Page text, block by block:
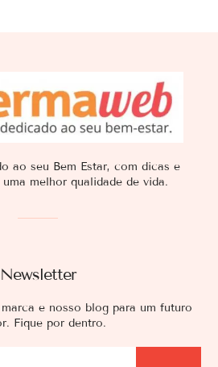
Newsletter
e nosso blog para um futuro
Fique por dentro.
ao seu Bem Estar, com dicas e
melhor qualidade de vida.